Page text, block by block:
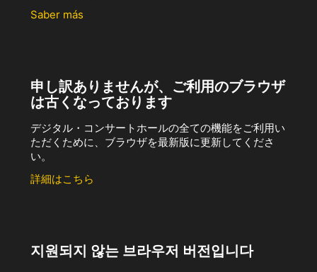
Saber más
申し訳ありませんが、ご利用のブラウザ
は古くなっております
デジタル・コンサートホールの全ての機能をご利用い
ただくために、ブラウザを最新版に更新してくださ
い。
詳細はこちら
지원되지 않는 브라우저 버전입니다